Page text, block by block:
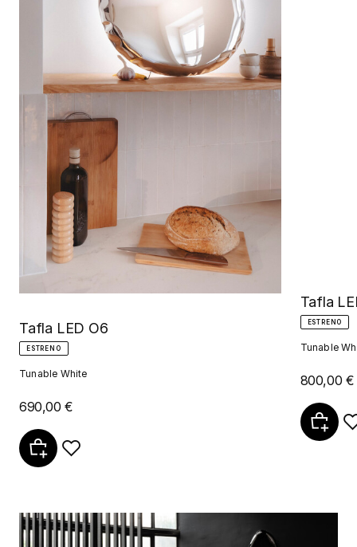
Tafla LED O6
ESTRENO
Tunable White
690,00 €
Tafla
ESTRENO
Tunable
800,00 €